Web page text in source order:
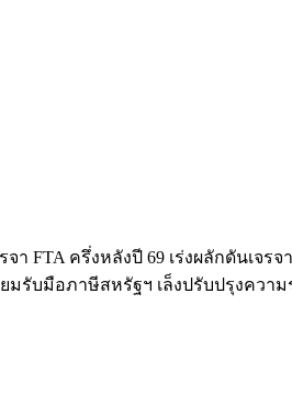
า FTA ครึ่งหลังปี 69 เร่งผลักดันเ
ยมรับมือภาษีสหรัฐฯ เล็งปรับปรุงค